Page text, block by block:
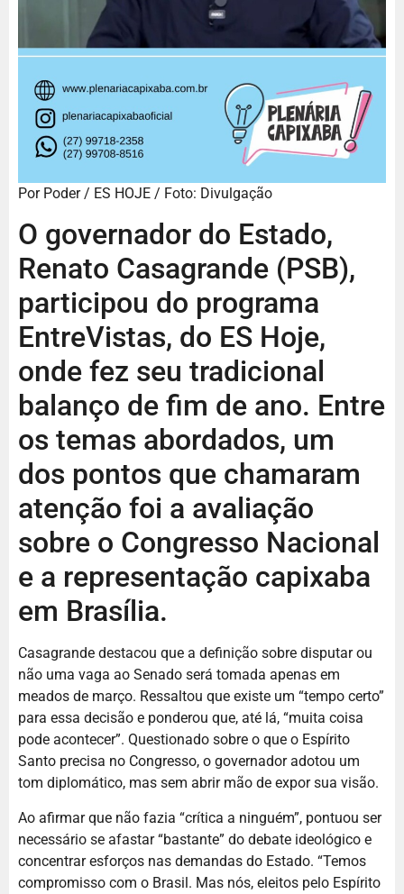
Por Poder / ES HOJE / Foto: Divulgação
O governador do Estado,
Renato Casagrande (PSB),
participou do programa
EntreVistas, do ES Hoje,
onde fez seu tradicional
balanço de fim de ano. Entre
os temas abordados, um
dos pontos que chamaram
atenção foi a avaliação
sobre o Congresso Nacional
e a representação capixaba
em Brasília.
Casagrande destacou que a definição sobre disputar ou
não uma vaga ao Senado será tomada apenas em
meados de março. Ressaltou que existe um “tempo certo”
para essa decisão e ponderou que, até lá, “muita coisa
pode acontecer”. Questionado sobre o que o Espírito
Santo precisa no Congresso, o governador adotou um
tom diplomático, mas sem abrir mão de expor sua visão.
Ao afirmar que não fazia “crítica a ninguém”, pontuou ser
necessário se afastar “bastante” do debate ideológico e
concentrar esforços nas demandas do Estado. “Temos
compromisso com o Brasil. Mas nós, eleitos pelo Espírito